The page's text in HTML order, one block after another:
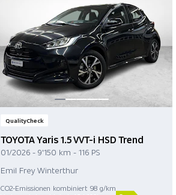
QualityCheck
TOYOTA Yaris 1.5 VVT-i HSD Trend
01/2026 - 9'150 km - 116 PS
Emil Frey Winterthur
CO2-Emissionen kombiniert 98 g/km